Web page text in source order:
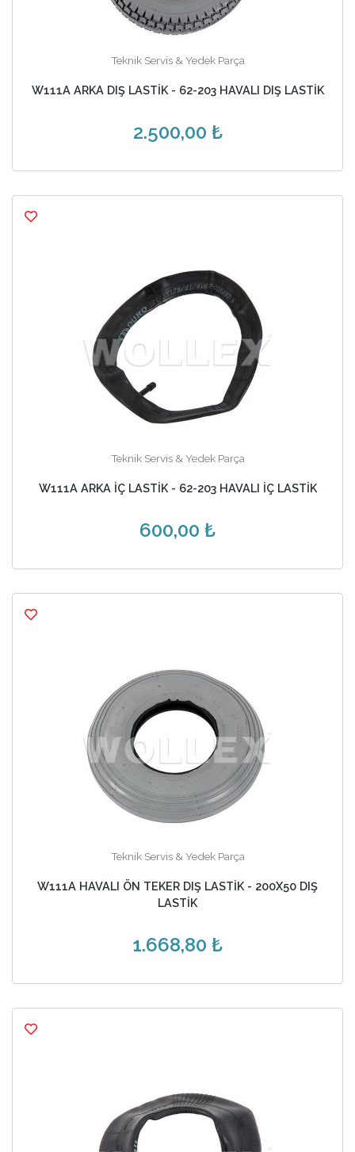
Teknik Servis & Yedek Parça
W111A ARKA DIŞ LASTİK - 62-203 HAVALI DIŞ LASTİK
2.500,00 ₺
Teknik Servis & Yedek Parça
W111A ARKA İÇ LASTİK - 62-203 HAVALI İÇ LASTİK
600,00 ₺
Teknik Servis & Yedek Parça
W111A HAVALI ÖN TEKER DIŞ LASTİK - 200X50 DIŞ
LASTİK
1.668,80 ₺